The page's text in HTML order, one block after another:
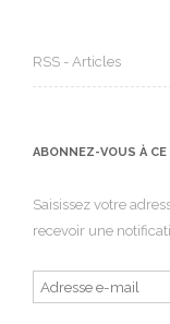
RSS - Articles
ABONNEZ-VOUS À
Saisissez votre
recevoir une
Adresse
e-